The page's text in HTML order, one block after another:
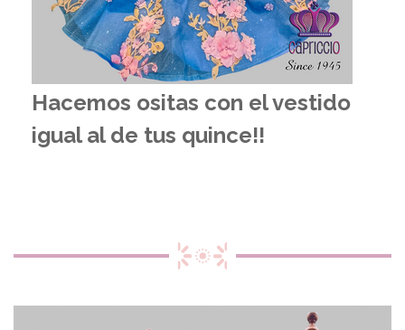
Hacemos ositas con el vestido
igual al de tus quince!!